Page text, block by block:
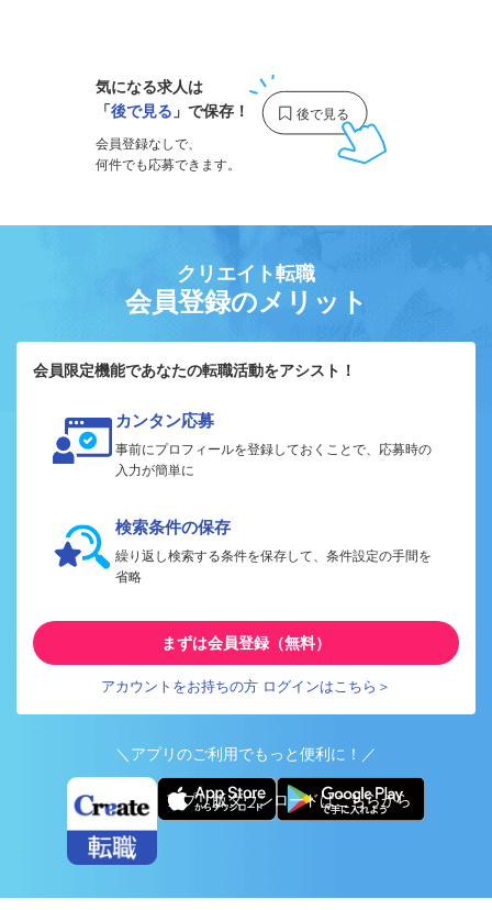
気になる求人は
「後で見る 」で保存！
会員登録なしで、
何件でも応募できます。
クリエイト転職
会員登録のメリット
会員限定機能であなたの転職活動をアシスト！
カンタン応募
事前にプロフィールを登録しておくことで、応募時の
入力が簡単に
検索条件の保存
繰り返し検索する条件を保存して、条件設定の手間を
省略
まずは会員登録（無料）
アカウントをお持ちの方 ログインはこちら＞
＼アプリのご利用でもっと便利に！／
アプリ版ダウンロードはこちらから